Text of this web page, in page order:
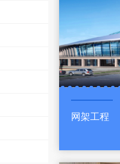
网架工程